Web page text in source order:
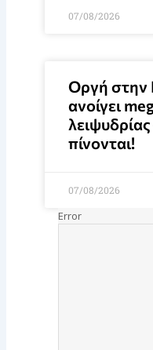
07/08/2026
Οργή στην
ανοίγει
πίνονται!
07/08/2026